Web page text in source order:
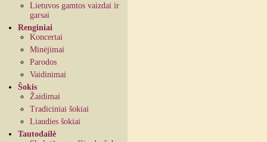
Lietuvos gamtos vaizdai ir
garsai
Renginiai
Koncertai
Minėjimai
Parodos
Vaidinimai
Šokis
Žaidimai
Tradiciniai šokiai
Liaudies šokiai
Tautodailė